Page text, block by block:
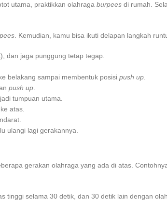
utama, praktikkan olahraga burpees di rumah.
. Kemudian, kamu bisa ikuti delapan langkah
dan jaga punggung tetap tegap.
belakang sampai membentuk posisi push up.
push up.
tumpuan utama.
atas.
ulangi lagi gerakannya.
gerakan olahraga yang ada di atas.
tinggi selama 30 detik, dan 30 detik lain dengan